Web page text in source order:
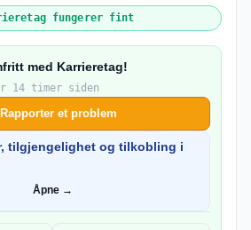
fungerer fint
med Karrieretag!
14 timer siden
Rapporter et problem
tilgjengelighet og tilkobling i
Åpne →